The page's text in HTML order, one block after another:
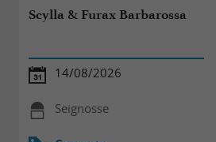
Scylla & Furax Barbarossa
14/08/2026
Seignosse